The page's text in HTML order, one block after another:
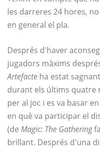
les darreres 24 hores,
en general el pla.
Després d'haver
jugadors màxims
Artefacte ha estat
durant els últims quatre
per al joc i es va basar
en què va participar el
(de Magic: The Gathering
brillant. Després d'una